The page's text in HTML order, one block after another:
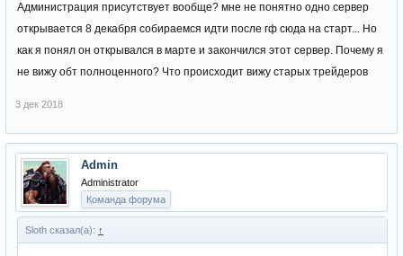
Администрация присутствует вообще? мне не понятно одно сервер
открывается 8 декабря собираемся идти после гф сюда на старт... Но
как я понял он открывался в марте и закончился этот сервер. Почему я
не вижу обт полноценного? Что происходит вижу старых трейдеров
3 дек 2018
Admin
Administrator
Команда форума
Sloth сказал(а): ↑